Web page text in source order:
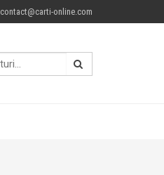
contact@carti-online.com